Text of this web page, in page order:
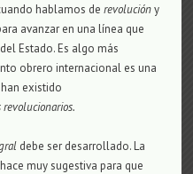
hablamos derevolucióny
avanzar en una línea que
Estado. Es algo más
obrero internacional es una
existido
revolucionarios.
debe ser desarrollado. La
muy sugestiva para que